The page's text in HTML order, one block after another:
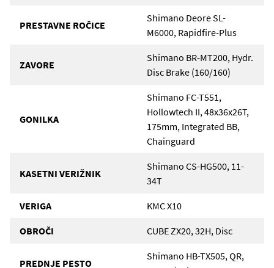
PRESTAVNE ROČICE
Shimano Deore SL-
M6000, Rapidfire-Plus
ZAVORE
Shimano BR-MT200, Hydr.
Disc Brake (160/160)
GONILKA
Shimano FC-T551,
Hollowtech II, 48x36x26T,
175mm, Integrated BB,
Chainguard
KASETNI VERIŽNIK
Shimano CS-HG500, 11-
34T
VERIGA KMC X10
OBROČI CUBE ZX20, 32H, Disc
PREDNJE PESTO
Shimano HB-TX505, QR,